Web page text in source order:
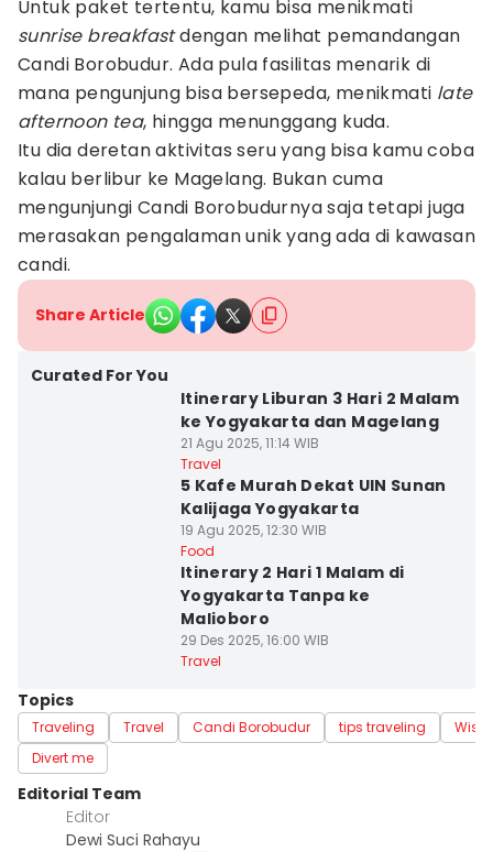
Untuk paket tertentu, kamu bisa menikmati
sunrise breakfastdengan melihat pemandangan
Candi Borobudur. Ada pula fasilitas menarik di
mana pengunjung bisa bersepeda, menikmati late
afternoon tea, hingga menunggang kuda.
Itu dia deretan aktivitas seru yang bisa kamu coba
kalau berlibur ke Magelang. Bukan cuma
mengunjungi Candi Borobudurnya saja tetapi juga
merasakan pengalaman unik yang ada di kawasan
candi.
Share Article
Curated For You
Itinerary Liburan 3 Hari 2 Malam
ke Yogyakarta dan Magelang
21 Agu 2025, 11:14 WIB
Travel
5 Kafe Murah Dekat UIN Sunan
Kalijaga Yogyakarta
19 Agu 2025, 12:30 WIB
Food
Itinerary 2 Hari 1 Malam di
Yogyakarta Tanpa ke
Malioboro
29 Des 2025, 16:00 WIB
Travel
Topics
Traveling Travel Candi Borobudur tips traveling
Divert me
Editorial Team
Editor
Dewi Suci Rahayu